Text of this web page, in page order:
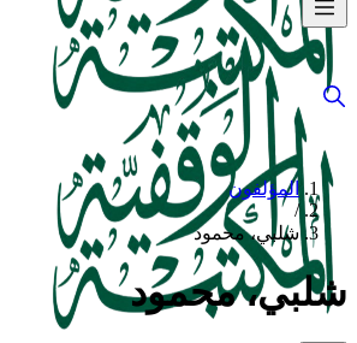
المؤلفون
/
شلبي، محمود
شلبي، محمود